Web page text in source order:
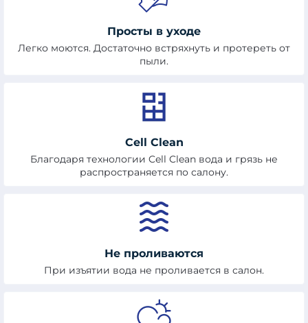
Просты в уходе
Легко моются. Достаточно встряхнуть и протереть от
пыли.
Cell Clean
Благодаря технологии Cell Clean вода и грязь не
распространяется по салону.
Не проливаются
При изъятии вода не проливается в салон.